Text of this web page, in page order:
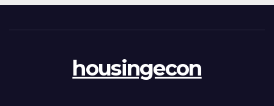
housingecon